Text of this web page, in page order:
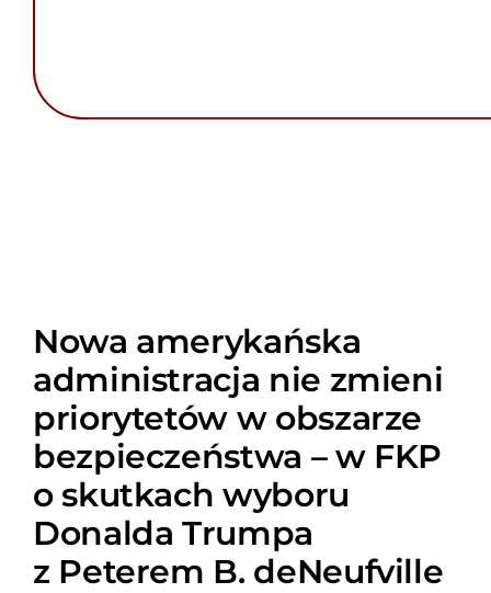
Nowa amerykańska
administracja nie zmieni
priorytetów w obszarze
bezpieczeństwa – w FKP
o skutkach wyboru
Donalda Trumpa
z Peterem B. deNeufville